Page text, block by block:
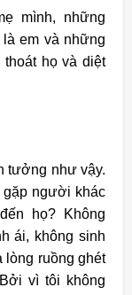
mình, những
em và những
họ và diệt
tưởng như vậy.
gặp người khác
họ? Không
ái, không sinh
lòng ruồng ghét
vì tôi không